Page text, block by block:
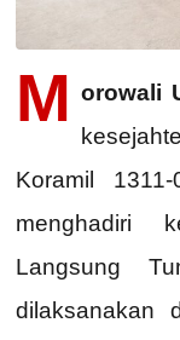
M orowali
Koramil
menghadiri
Langsung
dilaksanakan